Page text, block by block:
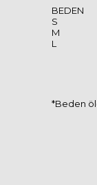
BEDEN
S
M
L
*Beden